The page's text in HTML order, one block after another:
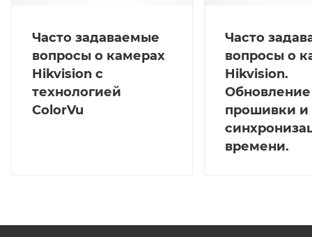
Часто задаваемые
вопросы о камерах
Hikvision с
технологией
ColorVu
Часто
вопросы о
Hikvision.
Обновление
прошивки и
времени.